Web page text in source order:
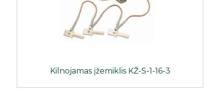
Kilnojamas įžemiklis KŽ-S-1-16-3